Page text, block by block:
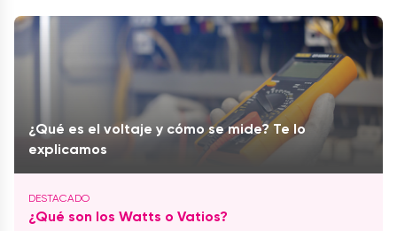
¿Qué es el voltaje y cómo se mide? Te lo
explicamos
¿Qué son los Watts o Vatios?